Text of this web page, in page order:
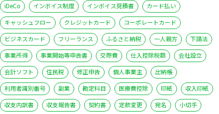
iDeCo インボイス制度 インボイス見積書
カード払い
キャッシュフロー
クレジットカード
コーポレートカード
ビジネスカード
フリーランス ふるさと納税 一人親方
下請法
事業所得
事業開始等申告書 交際費 仕入控除税額
会社設立
会計ソフト
住民税 修正申告 個人事業主
出納帳
利用者識別番号
副業 勘定科目 医療費控除 印紙
収入印紙
収支内訳書
収支報告書 契約書 定款変更 宛名
小切手